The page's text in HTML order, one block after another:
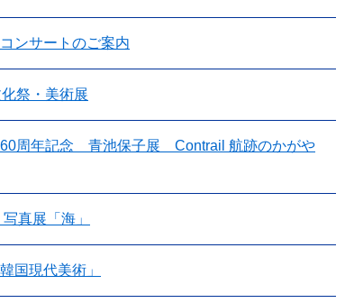
ンサートのご案内
祭・美術展
60周年記念 青池保子展 Contrail 航跡のかがや
真展「海」
国現代美術」